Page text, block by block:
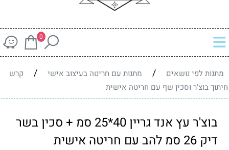
0
מתנות לפי נושאים / מתנות עם חריטה בעיצוב אישי /
קרש
חיתוך בוצ'ר וסכין שף עם חריטה אישית
בוצ'ר עץ אנד גריין 40*25 סמ + סכין בשר
דיק 26 סמ להב עם חריטה אישית